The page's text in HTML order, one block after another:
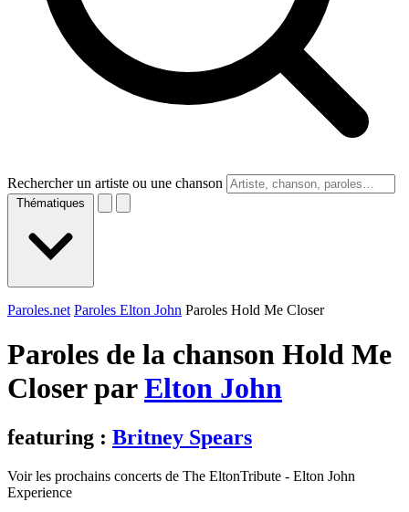
Rechercher un artiste ou une chanson
Thématiques
Paroles.net Paroles Elton John Paroles Hold Me Closer
Paroles de la chanson Hold Me
Closer parElton John
featuring : Britney Spears
Voir les prochains concerts de The EltonTribute - Elton John
Experience